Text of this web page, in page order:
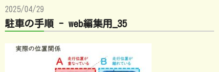
2025/04/29
駐車の手順 - web編集用_35